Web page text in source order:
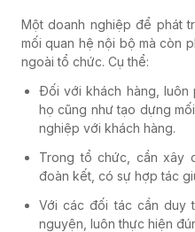
Một doanh nghiệp để phát
mối quan hệ nội bộ mà còn
ngoài tổ chức. Cụ thể:
Đối với khách hàng, luôn
họ cũng như tạo dựng
nghiệp với khách hàng.
Trong tổ chức, cần xây
đoàn kết, có sự hợp tác
Với các đối tác cần duy
nguyện, luôn thực hiện